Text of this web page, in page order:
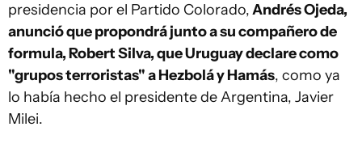
presidencia por el Partido Colorado,Andrés Ojeda,
anunció que propondrá junto a su compañero de
formula, Robert Silva, que Uruguay declare como
"grupos terroristas" a Hezbolá y Hamás, como ya
lo había hecho el presidente de Argentina, Javier
Milei.